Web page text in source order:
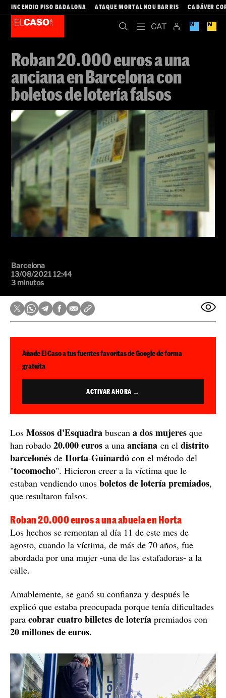
INCENDIO PISO BADALONA ATAQUE MORTAL NOU BARRIS CADÁVER
Roban 20.000 euros a una
anciana en Barcelona con
boletos de lotería falsos
Barcelona
13/08/2021 12:44
3 minutos
Añade El Caso a tus fuentes favoritas de Google de forma
gratuita
ACTIVAR AHORA →
Los Mossos d'Esquadra buscan a dos mujeres que
han robado 20.000 euros a una anciana en el distrito
barcelonés de Horta-Guinardó con el método del
"tocomocho". Hicieron creer a la víctima que le
estaban vendiendo unos boletos de lotería premiados,
que resultaron falsos.
Roban 20.000 euros a una abuela en Horta
Los hechos se remontan al día 11 de este mes de
agosto, cuando la víctima, de más de 70 años, fue
abordada por una mujer -una de las estafadoras- a la
calle.
Amablemente, se ganó su confianza y después le
explicó que estaba preocupada porque tenía dificultades
para cobrar cuatro billetes de lotería premiados con
20 millones de euros.